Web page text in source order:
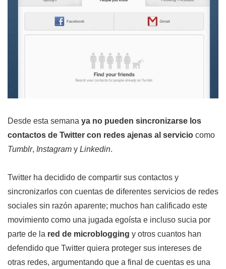
Desde esta semana ya no pueden sincronizarse los
contactos de Twitter con redes ajenas al servicio como
Tumblr, Instagram y Linkedin.
Twitter ha decidido de compartir sus contactos y
sincronizarlos con cuentas de diferentes servicios de redes
sociales sin razón aparente; muchos han calificado este
movimiento como una jugada egoísta e incluso sucia por
parte de la red de microblogging y otros cuantos han
defendido que Twitter quiera proteger sus intereses de
otras redes, argumentando que a final de cuentas es una